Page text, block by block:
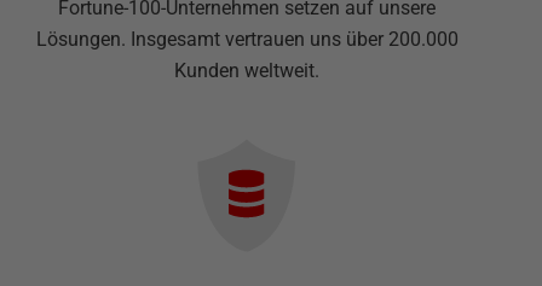
Fortune-100-Unternehmen setzen auf unsere
Lösungen. Insgesamt vertrauen uns über 200.000
Kunden weltweit.